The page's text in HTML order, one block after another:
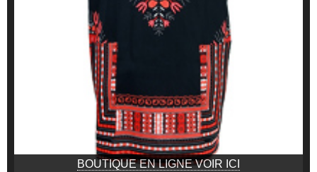
BOUTIQUE EN LIGNE VOIR ICI